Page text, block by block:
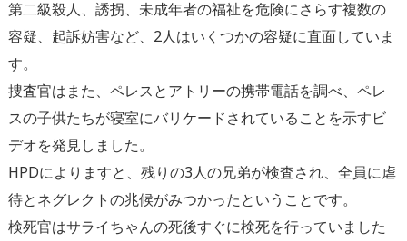
第二級殺人、誘拐、未成年者の福祉を危険にさらす複数の
容疑、 起訴妨害など、2人はいくつかの容疑に直面していま
す。
捜査官はまた、ペレスとアトリーの携帯電話を調べ、 ペレ
スの子供たちが寝室にバリケードされていることを示すビ
デオを発見しました。
HPDによりますと、残りの3人の兄弟が検査され、 全員に虐
待とネグレクトの兆候がみつかったということです。
検死官はサライちゃんの死後すぐに検死を行っていました